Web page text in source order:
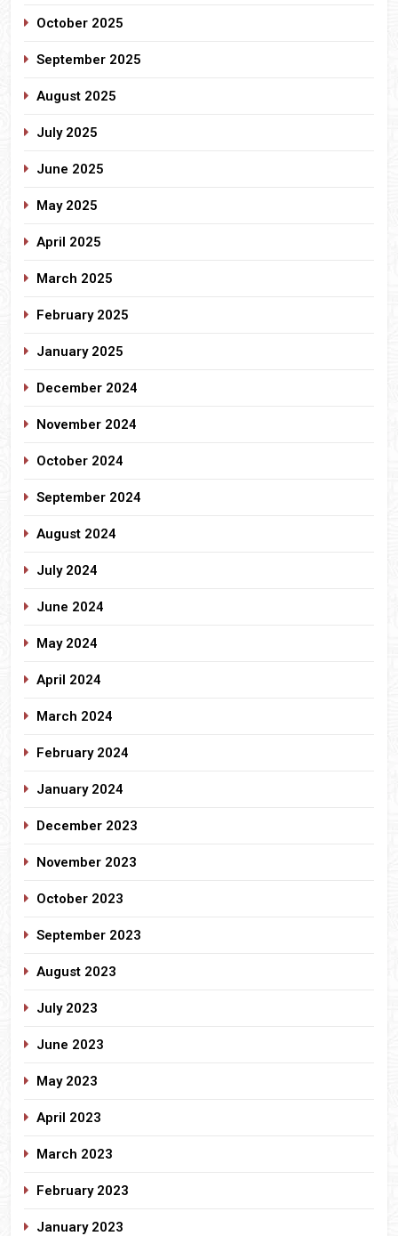
October 2025
September 2025
August 2025
July 2025
June 2025
May 2025
April 2025
March 2025
February 2025
January 2025
December 2024
November 2024
October 2024
September 2024
August 2024
July 2024
June 2024
May 2024
April 2024
March 2024
February 2024
January 2024
December 2023
November 2023
October 2023
September 2023
August 2023
July 2023
June 2023
May 2023
April 2023
March 2023
February 2023
January 2023